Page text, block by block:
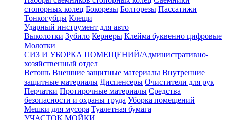
стопорных колец Бокорезы Болторезы Пассатижи
Тонкогубцы Клещи
Ударный инструмент для авто
Выколотки Зубило Кернеры Клейма буквенно цифровые
Молотки
СИЗ И УБОРКА ПОМЕЩЕНИЙ/Административно-
хозяйственный отдел
Ветошь Внешние защитные материалы Внутренние
защитные материалы Диспенсеры Очистители для рук
Перчатки Протирочные материалы Средства
безопасности и охраны труда Уборка помещений
Мешки для мусора Туалетная бумага
УЧАСТОК МОЙКИ